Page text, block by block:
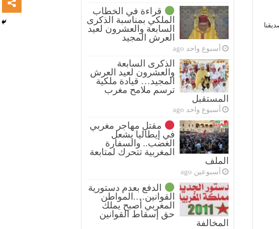
قراءة في الخطاب
الملكي بمناسبة الذكرى
السابعة والعشرون لعيد
العرش المجيد
أسبوع واحد ago
الذكرى السابعة
والعشرون لعيد العرش
المجيد… قيادة ملكية
ترسم ملامح مغرب
المستقبل
أسبوع واحد ago
مقتل مهاجر مغربي
في إيطاليا يشعل
الغضب.. والسفارة
المغربية تتحرك لمتابعة
الملف
أسبوعين ago
الدفع بعدم دستورية
القوانين….المواطن
المغربي أصبح يملك
حق إسقاط القوانين
المخالفة